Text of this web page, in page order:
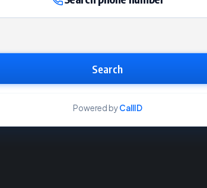
Search
Powered byCallID